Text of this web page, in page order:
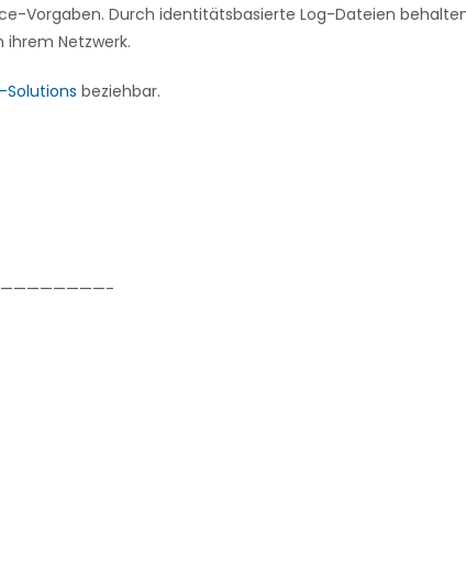
Vorgaben. Durch identitätsbasierte Log-Dateien
Netzwerk.
beziehbar.